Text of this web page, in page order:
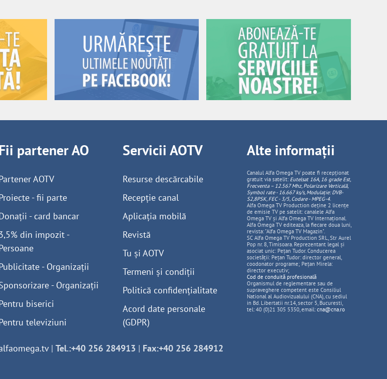
partener AO
AOTV
- fii parte
- card bancar
din impozit -
- Organizații
- Organizații
biserici
televiziuni
Servicii AOTV
Resurse descărcabile
Recepție canal
Aplicația mobilă
Revistă
Tu și AOTV
Termeni și condiții
Politică confidențialitate
Acord date personale
(GDPR)
Alte informații
Canalul Alfa Omega TV poate fi recepționat
gratuit via satelit: Eutelsat 16A, 16 grade Est,
Frecventa – 12.567 Mhz, PolarizareVerticală,
Symbol rate - 16.667 ks/s, Modulație: DVB-
S2,8PSK, FEC - 3/5, Codare - MPEG-4.
Alfa Omega TV Production deține 2 licențe
de emisie TV pe satelit: canalele Alfa
Omega TV și Alfa Omega TV Internațional.
Alfa Omega TV editeaza, la fiecare doua luni,
revista: "Alfa Omega TV Magazin".
SC Alfa Omega TV Production SRL, Str Aurel
Pop nr. 8, Timisoara. Reprezentant legal și
asociat unic: Pețan Tudor. Conducerea
societății: Pețan Tudor: director general,
coodonator programe; Pețan Mirela:
director executiv;
Cod de conduită profesională
Organismul de reglementare sau de
supraveghere competent este Consiliul
National al Audiovizualului (CNA), cu sediul
in Bd. Libertatii nr.14, sector 5, Bucuresti,
tel: 40 (0)21 305 5350, email: cna@cna.ro
| Tel.:+40 256 284913 | Fax:+40 256 284912